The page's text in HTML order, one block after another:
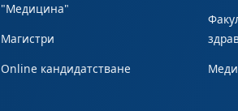
"Медицина"
Магистри
Online кандидатстване